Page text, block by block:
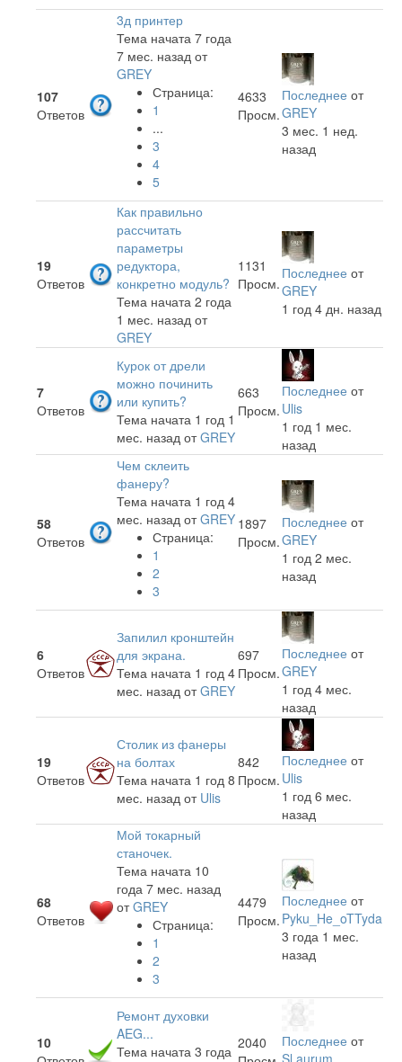
107
Ответов
3д принтер
Тема начата 7 года
7 мес. назад от
GREY
Страница:
1
...
3
4
5
4633
Просм.
Последнее от
GREY
3 мес. 1 нед.
назад
19
Ответов
Как правильно
рассчитать
параметры
редуктора,
конкретно модуль?
Тема начата 2 года
1 мес. назад от
GREY
1131
Просм.
Последнее от
GREY
1 год 4 дн. назад
7
Ответов
Курок от дрели
можно починить
или купить?
Тема начата 1 год 1
мес. назад отGREY
663
Просм.
Последнее от
Ulis
1 год 1 мес.
назад
58
Ответов
Чем склеить
фанеру?
Тема начата 1 год 4
мес. назад отGREY
Страница:
1
2
3
1897
Просм.
Последнее от
GREY
1 год 2 мес.
назад
6
Ответов
Запилил кронштейн
для экрана.
Тема начата 1 год 4
мес. назад отGREY
697
Просм.
Последнее от
GREY
1 год 4 мес.
назад
19
Ответов
Столик из фанеры
на болтах
Тема начата 1 год 8
мес. назад от Ulis
842
Просм.
Последнее от
Ulis
1 год 6 мес.
назад
68
Ответов
Мой токарный
станочек.
Тема начата 10
года 7 мес. назад
отGREY
Страница:
1
2
3
4479
Просм.
Последнее от
Pyku_He_oTTyda
3 года 1 мес.
назад
10
Ремонт духовки
AEG...
Тема начата 3 года 2040
Последнее от
Sl.aurum